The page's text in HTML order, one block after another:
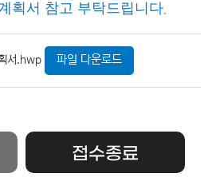
획서 참고 부탁드립니다.
서.hwp 파일 다운로드
접수종료